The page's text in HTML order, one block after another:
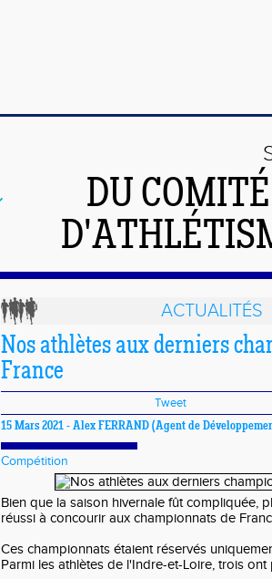
DU
ACTUALITÉS
Nos athlètes aux derniers
France
Tweet
15 Mars 2021 - Alex FERRAND (Agent de
Compétition
Bien que la saison hivernale fût compliquée,
réussi à concourir aux championnats de
Ces championnats étaient réservés
Parmi les athlètes de l'Indre-et-Loire, trois